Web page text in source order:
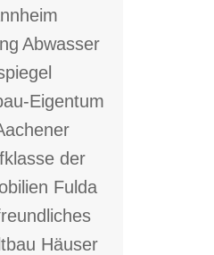
Abwasser
Eigentum
der
Fulda
Häuser